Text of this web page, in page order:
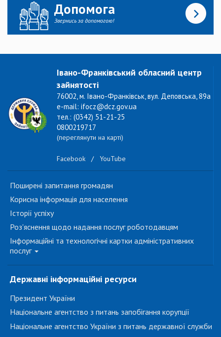
Допомога
Звернись за допомогою!
Івано-Франківський обласний центр
зайнятості
76002, м. Івано-Франківськ, вул. Деповська, 89а
e-mail: ifocz@dcz.gov.ua
тел.: (0342) 51-21-25
0800219717
(переглянути на карті)
Facebook / YouTube
Поширені запитання громадян
Корисна інформація для населення
Історії успіху
Роз'яснення щодо надання послуг роботодавцям
Інформаційні та технологічні картки адміністративних
послуг
Державні інформаційні ресурси
Президент України
Національне агентство з питань запобігання корупції
Національне агентство України з питань державної служби